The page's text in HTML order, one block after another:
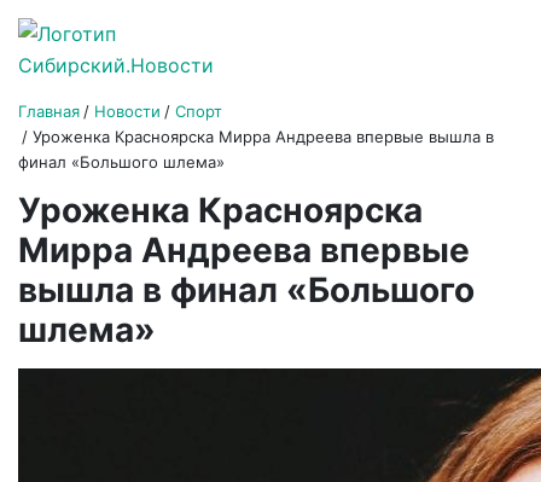
Главная Новости
Спорт
Уроженка Красноярска Мирра Андреева впервые вышла в
финал «Большого шлема»
Уроженка Красноярска
Мирра Андреева впервые
вышла в финал «Большого
шлема»